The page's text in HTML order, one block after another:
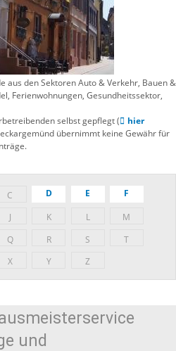
aus den Sektoren Auto & Verkehr, Bauen &
Ferienwohnungen, Gesundheitssektor,
selbst gepflegt (
hier
übernimmt keine Gewähr für
C D E F
J K L
M
Q R S
T
X Y Z
und